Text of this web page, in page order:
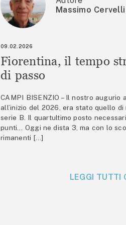
Massimo Cervelli
09.02.2026
Fiorentina, il tempo
di passo
CAMPI BISENZIO – Il nostro
all’inizio del 2026, era stato quello
serie B. Il quartultimo posto
punti… Oggi ne dista 3, ma con lo
rimanenti […]
LEGGI TUTTI